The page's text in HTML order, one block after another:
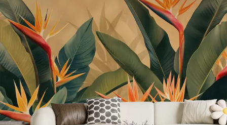
Farve
Smart
Nulstil alting